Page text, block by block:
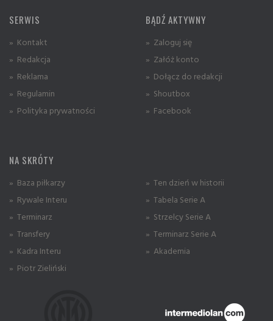
SERWIS
» Kontakt
» Redakcja
» Reklama
» Regulamin
» Polityka prywatności
BĄDŹ AKTYWNY
» Zaloguj się
» Załóż konto
» Dołącz do redakcji
» Shoutbox
» Facebook
NA SKRÓTY
» Baza piłkarzy
» Rywale Interu
» Terminarz
» Transfery
» Kadra Interu
» Piotr Zieliński
» Ten dzień w historii
» Tabela Serie A
» Strzelcy Serie A
» Terminarz Serie A
» Akademia